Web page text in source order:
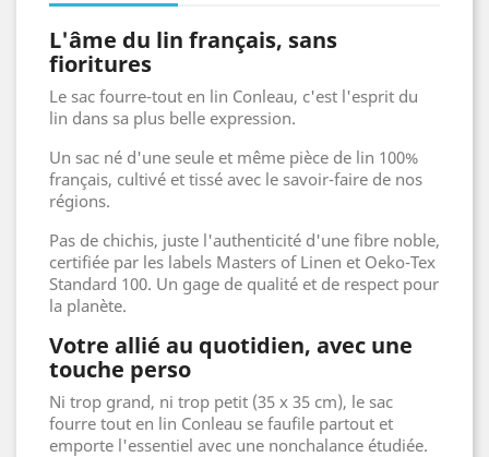
L'âme du lin français, sans
fioritures
Le sac fourre-tout en lin Conleau, c'est l'esprit du
lin dans sa plus belle expression.
Un sac né d'une seule et même pièce de lin 100%
français, cultivé et tissé avec le savoir-faire de nos
régions.
Pas de chichis, juste l'authenticité d'une fibre noble,
certifiée par les labels Masters of Linen et Oeko-Tex
Standard 100. Un gage de qualité et de respect pour
la planète.
Votre allié au quotidien, avec une
touche perso
Ni trop grand, ni trop petit (35 x 35 cm), le sac
fourre tout en lin Conleau se faufile partout et
emporte l'essentiel avec une nonchalance étudiée.